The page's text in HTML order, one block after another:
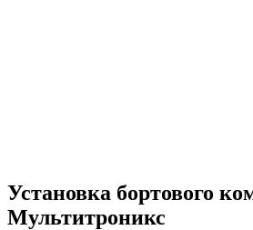
Установка бортового
Мультитроникс